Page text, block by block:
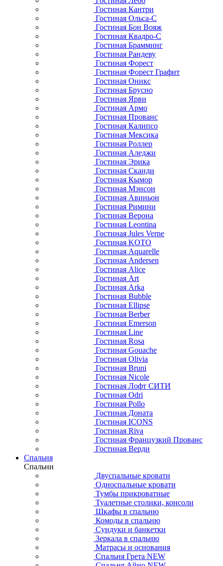
Гостиная Кантри
Гостиная Ольса-С
Гостиная Бон Вояж
Гостиная Квадро-С
Гостиная Брамминг
Гостиная Рандеву
Гостиная Форест
Гостиная Форест Графит
Гостиная Оникс
Гостиная Брусно
Гостиная Ярви
Гостиная Армо
Гостиная Прованс
Гостиная Калипсо
Гостиная Мексика
Гостиная Роллер
Гостиная Аледжи
Гостиная Эрика
Гостиная Сканди
Гостиная Кымор
Гостиная Мэнсон
Гостиная Авиньон
Гостиная Римини
Гостиная Верона
Гостиная Leontina
Гостиная Jules Verne
Гостиная KOTO
Гостиная Aquarelle
Гостиная Andersen
Гостиная Alice
Гостиная Art
Гостиная Arka
Гостиная Bubble
Гостиная Ellipse
Гостиная Berber
Гостиная Emerson
Гостиная Line
Гостиная Rosa
Гостиная Gouache
Гостиная Olivia
Гостиная Bruni
Гостиная Nicole
Гостиная Лофт СИТИ
Гостиная Odri
Гостиная Pollo
Гостиная Доната
Гостиная ICONS
Гостиная Riva
Гостиная Французкий Прованс
Гостиная Верди
Спальня
Спальни
Двуспальные кровати
Односпальные кровати
Тумбы прикроватные
Туалетные столики, консоли
Шкафы в спальню
Комоды в спальню
Сундуки и банкетки
Зеркала в спальню
Матрасы и основания
Спальня Грета NEW